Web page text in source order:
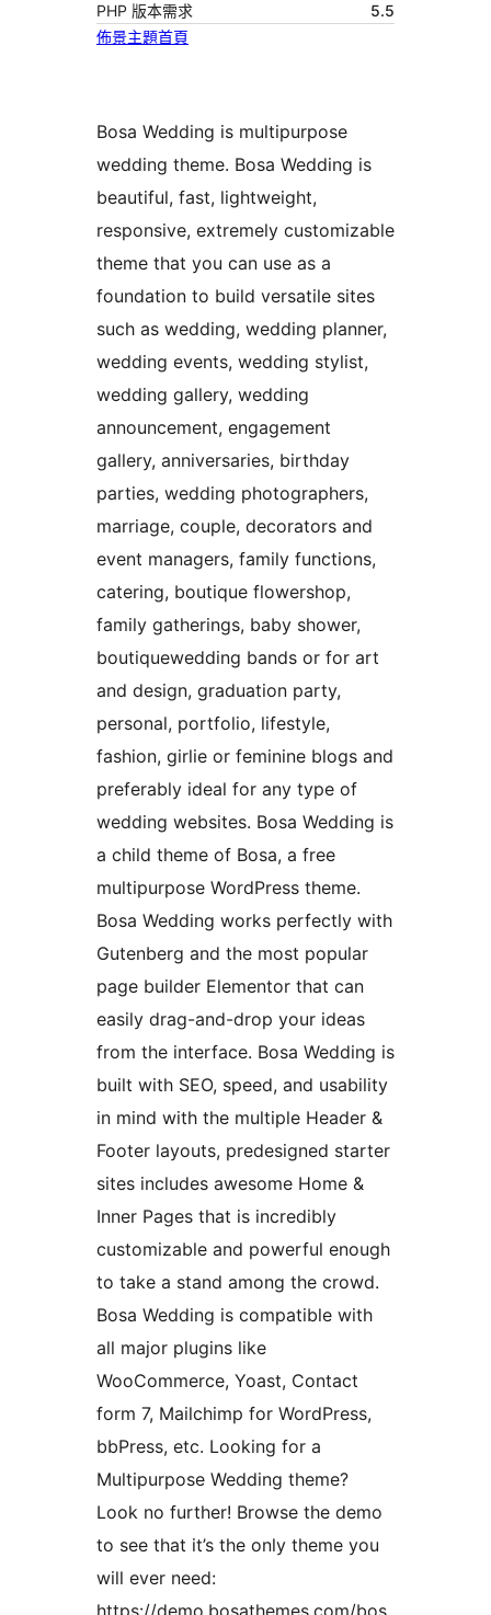
PHP 版本需求
5.5
佈景主題首頁
Bosa Wedding is multipurpose
wedding theme. Bosa Wedding is
beautiful, fast, lightweight,
responsive, extremely customizable
theme that you can use as a
foundation to build versatile sites
such as wedding, wedding planner,
wedding events, wedding stylist,
wedding gallery, wedding
announcement, engagement
gallery, anniversaries, birthday
parties, wedding photographers,
marriage, couple, decorators and
event managers, family functions,
catering, boutique flowershop,
family gatherings, baby shower,
boutiquewedding bands or for art
and design, graduation party,
personal, portfolio, lifestyle,
fashion, girlie or feminine blogs and
preferably ideal for any type of
wedding websites. Bosa Wedding is
a child theme of Bosa, a free
multipurpose WordPress theme.
Bosa Wedding works perfectly with
Gutenberg and the most popular
page builder Elementor that can
easily drag-and-drop your ideas
from the interface. Bosa Wedding is
built with SEO, speed, and usability
in mind with the multiple Header &
Footer layouts, predesigned starter
sites includes awesome Home &
Inner Pages that is incredibly
customizable and powerful enough
to take a stand among the crowd.
Bosa Wedding is compatible with
all major plugins like
WooCommerce, Yoast, Contact
form 7, Mailchimp for WordPress,
bbPress, etc. Looking for a
Multipurpose Wedding theme?
Look no further! Browse the demo
to see that it’s the only theme you
will ever need: